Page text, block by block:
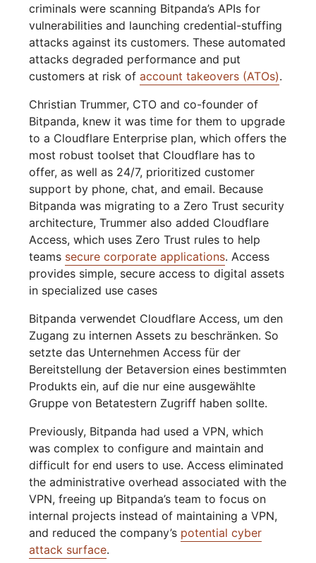
criminals were scanning Bitpanda’s APIs for
vulnerabilities and launching credential-stuffing
attacks against its customers. These automated
attacks degraded performance and put
customers at risk ofaccount takeovers (ATOs).
Christian Trummer, CTO and co-founder of
Bitpanda, knew it was time for them to upgrade
to a Cloudflare Enterprise plan, which offers the
most robust toolset that Cloudflare has to
offer, as well as 24/7, prioritized customer
support by phone, chat, and email. Because
Bitpanda was migrating to a Zero Trust security
architecture, Trummer also added Cloudflare
Access, which uses Zero Trust rules to help
teams secure corporate applications. Access
provides simple, secure access to digital assets
in specialized use cases
Bitpanda verwendet Cloudflare Access, um den
Zugang zu internen Assets zu beschränken. So
setzte das Unternehmen Access für der
Bereitstellung der Betaversion eines bestimmten
Produkts ein, auf die nur eine ausgewählte
Gruppe von Betatestern Zugriff haben sollte.
Previously, Bitpanda had used a VPN, which
was complex to configure and maintain and
difficult for end users to use. Access eliminated
the administrative overhead associated with the
VPN, freeing up Bitpanda’s team to focus on
internal projects instead of maintaining a VPN,
and reduced the company’s potential cyber
attack surface.